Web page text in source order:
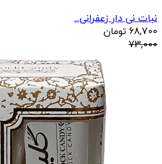
نبات نی دار زعفرانی...
68,700 تومان
73,000